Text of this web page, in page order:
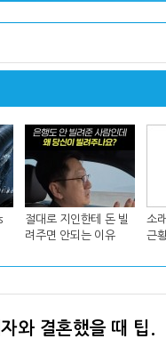
절대로 지인한테 돈 빌
려주면 안되는 이유
소
근
와 결혼했을 때 팁.